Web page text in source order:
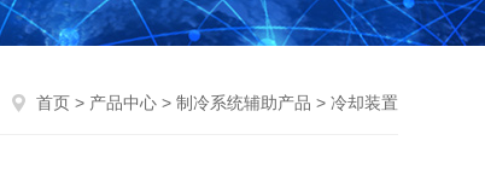
首页 > 产品中心 > 制冷系统辅助产品 > 冷却装置